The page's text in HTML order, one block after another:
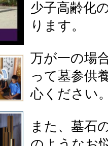
少子高齢化
ります。
万が一の場
って墓参供
心ください
また、墓石